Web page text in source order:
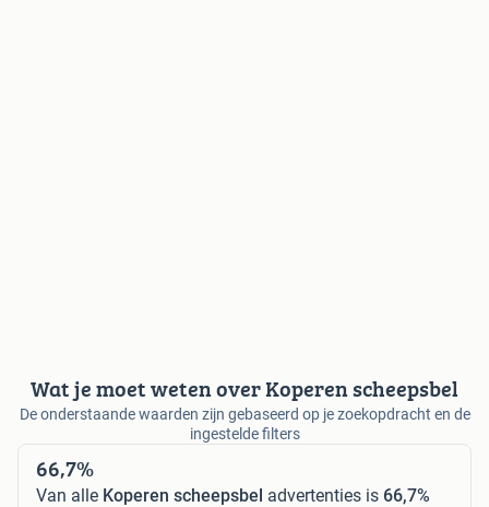
Wat je moet weten over Koperen scheepsbel
De onderstaande waarden zijn gebaseerd op je zoekopdracht en de
ingestelde filters
66,7%
Van alle Koperen scheepsbel advertenties is 66,7%